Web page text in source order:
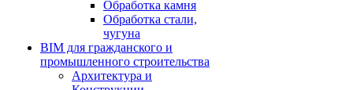
Обработка камня
Обработка стали,
чугуна
BIM для гражданского и
промышленного строительства
Архитектура и